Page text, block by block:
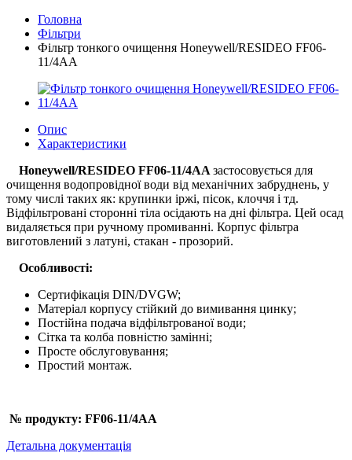
Головна
Фільтри
Фільтр тонкого очищення Honeywell/RESIDEO FF06-
11/4AA
Опис
Характеристики
Honeywell/RESIDEO FF06-11/4AA застосовується для
очищення водопровідної води від механічних забруднень, у
тому числі таких як: крупинки іржі, пісок, клоччя і тд.
Відфільтровані сторонні тіла осідають на дні фільтра. Цей осад
видаляється при ручному промиванні. Корпус фільтра
виготовлений з латуні, стакан - прозорий.
Особливості:
Сертифікація DIN/DVGW;
Матеріал корпусу стійкий до вимивання цинку;
Постійна подача відфільтрованої води;
Сітка та колба повністю замінні;
Просте обслуговування;
Простий монтаж.
№ продукту: FF06-11/4AA
Детальна документація